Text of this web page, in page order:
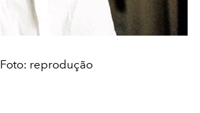
Foto: reprodução